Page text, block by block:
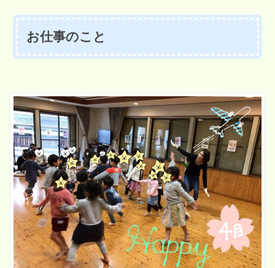
お仕事のこと